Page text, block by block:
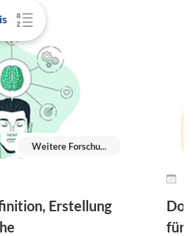
Weitere Forschu...
Erstellung
für